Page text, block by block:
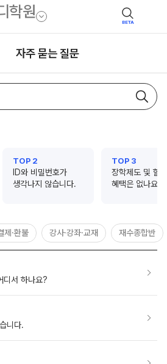
BETA
자주 묻는 질문
TOP 2
ID와 비밀번호가
생각나지 않습니다.
TOP 3
장학제도 및 할인
혜택은 없나요?
제·환불 강사·강좌·교재 재수종합반
디서 하나요?
니다.